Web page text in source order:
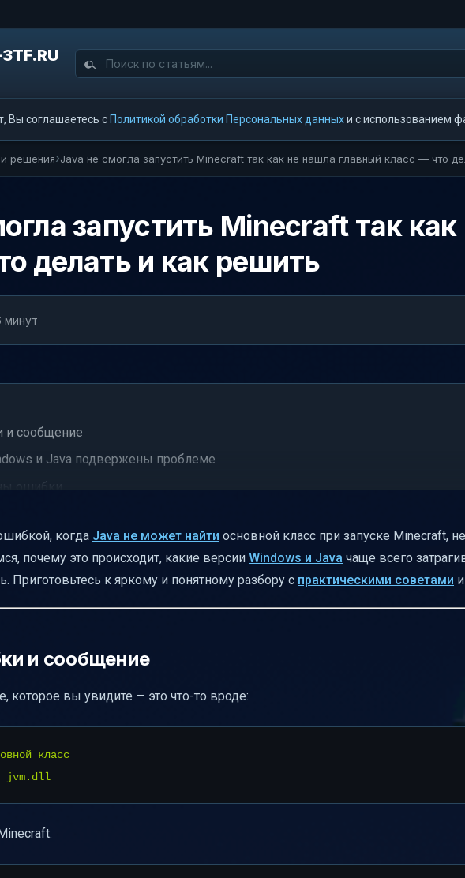
Вы соглашаетесь с Политикой обработки Персональных данныхи с использованием
решения Java не смогла запустить Minecraft так как не нашла главный класс — что
запустить Minecraft так
делать и как решить
минут
и сообщение
и Java подвержены проблеме
ошибки
реестр и почему это важно
файла deployment.properties
проблемы
и совместимости
повторяется после переустановки
повторения проблемы
версий Java и Minecraft/Forge
ошибки "не найден основной класс"
когда Java не может найти основной класс при запуске Minecraft,
почему это происходит, какие версии Windows и Java чаще всего
Приготовьтесь к яркому и понятному разбору с практическими советами
и сообщение
которое вы увидите — это что-то вроде:
класс